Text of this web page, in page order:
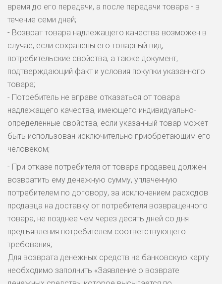
время до его передачи, а после передачи товара - в
течение семи дней;
- Возврат товара надлежащего качества возможен в
случае, если сохранены его товарный вид,
потребительские свойства, а также документ,
подтверждающий факт и условия покупки указанного
товара;
- Потребитель не вправе отказаться от товара
надлежащего качества, имеющего индивидуально-
определенные свойства, если указанный товар может
быть использован исключительно приобретающим его
человеком;
- При отказе потребителя от товара продавец должен
возвратить ему денежную сумму, уплаченную
потребителем по договору, за исключением расходов
продавца на доставку от потребителя возвращенного
товара, не позднее чем через десять дней со дня
предъявления потребителем соответствующего
требования;
Для возврата денежных средств на банковскую карту
необходимо заполнить «Заявление о возврате